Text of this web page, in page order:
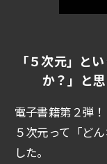
「５次元」と
か？」と
電子書籍第２弾！
５次元って「ど
した。